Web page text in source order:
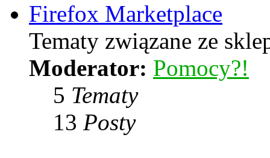
Firefox Marketplace
Tematy związane ze
Moderator: Pomocy?!
5 Tematy
13 Posty